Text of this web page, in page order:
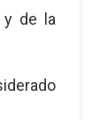
y de la